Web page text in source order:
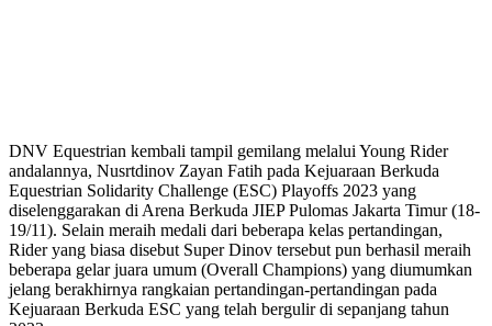
DNV Equestrian kembali tampil gemilang melalui Young Rider
andalannya, Nusrtdinov Zayan Fatih pada Kejuaraan Berkuda
Equestrian Solidarity Challenge (ESC) Playoffs 2023 yang
diselenggarakan di Arena Berkuda JIEP Pulomas Jakarta Timur (18-
19/11). Selain meraih medali dari beberapa kelas pertandingan,
Rider yang biasa disebut Super Dinov tersebut pun berhasil meraih
beberapa gelar juara umum (Overall Champions) yang diumumkan
jelang berakhirnya rangkaian pertandingan-pertandingan pada
Kejuaraan Berkuda ESC yang telah bergulir di sepanjang tahun